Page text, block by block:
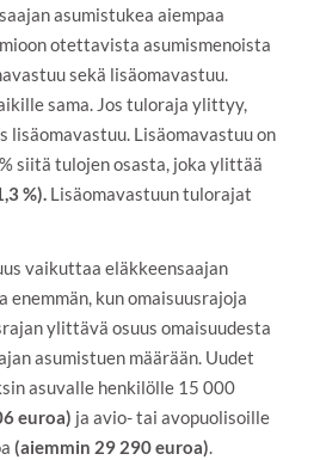
asumistukea aiempaa
otettavista asumismenoista
sekä lisäomavastuu.
sama. Jos tuloraja ylittyy,
lisäomavastuu. Lisäomavastuu on
siitä tulojen osasta, joka ylittää
%). Lisäomavastuun tulorajat
vaikuttaa eläkkeensaajan
enemmän, kun omaisuusrajoja
ylittävä osuus omaisuudesta
asumistuen määrään. Uudet
asuvalle henkilölle 15 000
euroa) ja avio- tai avopuolisoille
(aiemmin 29 290 euroa).